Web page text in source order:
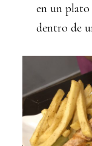
en un plato
dentro de